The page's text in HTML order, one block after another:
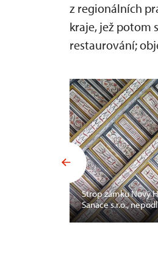
z regionálních
kraje, jež potom
restaurování;
Strop zámku Nový
Sanace s.r.o.,